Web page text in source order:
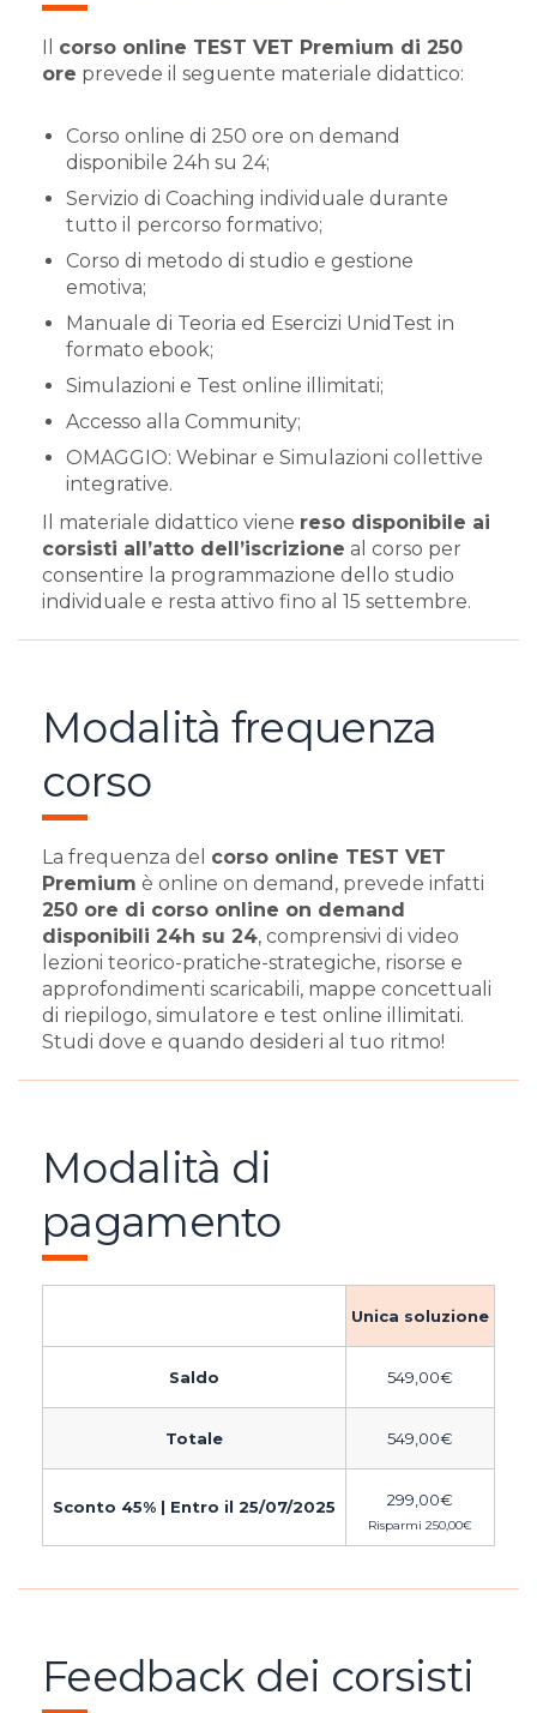
corso online TEST VET Premium di 250
ore prevede il seguente materiale didattico:
Corso online di 250 ore on demand
disponibile 24h su 24;
Servizio di Coaching individuale durante
tutto il percorso formativo;
Corso di metodo di studio e gestione
emotiva;
Manuale di Teoria ed Esercizi UnidTest in
formato ebook;
Simulazioni e Test online illimitati;
Accesso alla Community;
OMAGGIO: Webinar e Simulazioni collettive
integrative.
Il materiale didattico viene reso disponibile ai
corsisti all’atto dell’iscrizione al corso per
consentire la programmazione dello studio
individuale e resta attivo fino al 15 settembre.
Modalità frequenza
corso
La frequenza del corso online TEST VET
Premium è online on demand, prevede infatti
250 ore di corso online on demand
disponibili 24h su 24, comprensivi di video
lezioni teorico-pratiche-strategiche, risorse e
approfondimenti scaricabili, mappe concettuali
di riepilogo, simulatore e test online illimitati.
Studi dove e quando desideri al tuo ritmo!
Modalità di
pagamento
Unica soluzione
Saldo 549,00€
Totale 549,00€
Sconto 45% | Entro il 25/07/2025 299,00€
Risparmi 250,00€
Feedback dei corsisti